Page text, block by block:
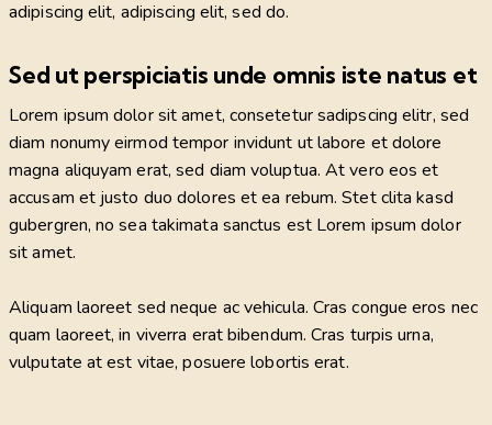
adipiscing elit, adipiscing elit, sed do.
Sed ut perspiciatis unde omnis iste natus et
Lorem ipsum dolor sit amet, consetetur sadipscing elitr, sed
diam nonumy eirmod tempor invidunt ut labore et dolore
magna aliquyam erat, sed diam voluptua. At vero eos et
accusam et justo duo dolores et ea rebum. Stet clita kasd
gubergren, no sea takimata sanctus est Lorem ipsum dolor
sit amet.
Aliquam laoreet sed neque ac vehicula. Cras congue eros nec
quam laoreet, in viverra erat bibendum. Cras turpis urna,
vulputate at est vitae, posuere lobortis erat.